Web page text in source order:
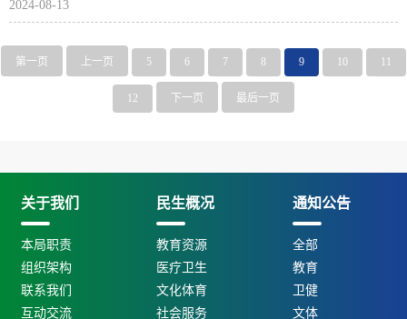
2024-08-13
第一页 上一页 5 6 7 8 9 10 11
12 下一页 最后一页
关于我们
本局职责
组织架构
联系我们
互动交流
民生概况
教育资源
医疗卫生
文化体育
社会服务
通知公告
全部
教育
卫健
文体